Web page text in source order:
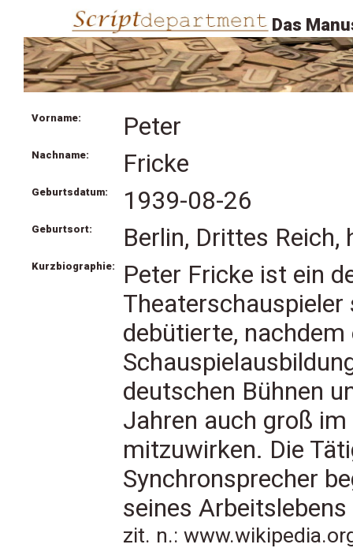
Das
Vorname: Peter
Nachname: Fricke
Geburtsdatum: 1939-08-26
Geburtsort: Berlin, Drittes Reich,
Kurzbiographie:
Peter Fricke ist ein
Theaterschauspieler
debütierte,
deutschen Bühnen
Jahren auch groß
mitzuwirken. Die
Synchronsprecher
seines
zit. n.: